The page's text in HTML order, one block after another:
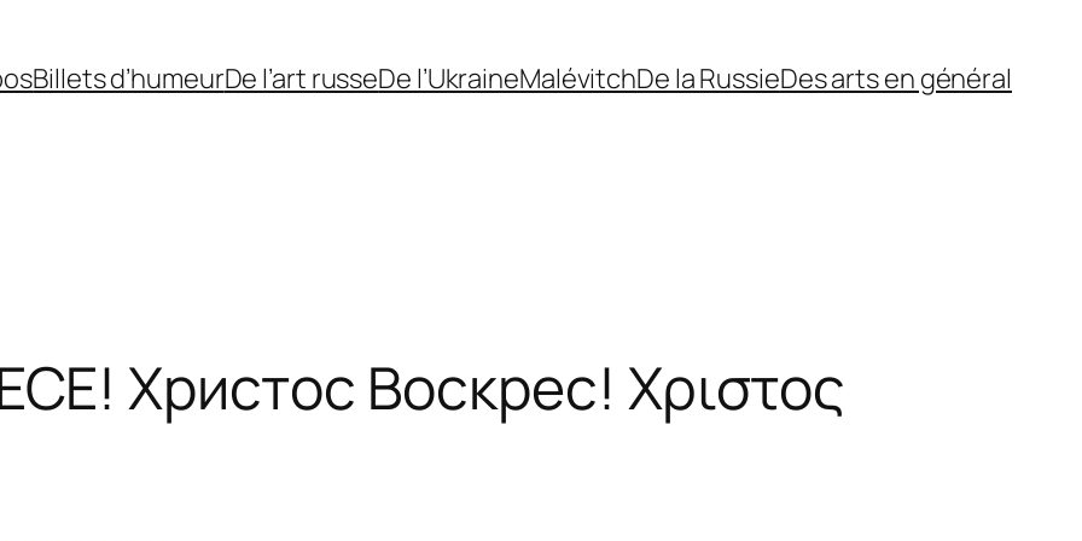
Billets d’humeurDe l’art russeDe l’UkraineMalévitchDe la RussieDes arts en général
Христос Воскрес! Χριστος